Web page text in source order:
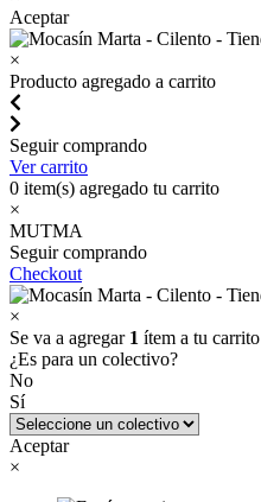
Aceptar
×
Producto agregado a carrito
Seguir comprando
Ver carrito
0 item(s) agregado tu carrito
×
MUTMA
Seguir comprando
Checkout
×
Se va a agregar 1 ítem a tu carrito
¿Es para un colectivo?
No
Sí
Aceptar
×